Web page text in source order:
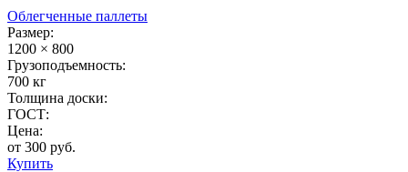
Облегченные паллеты
Размер:
1200 × 800
Грузоподъемность:
700 кг
Толщина доски:
ГОСТ:
Цена:
от 300 руб.
Купить